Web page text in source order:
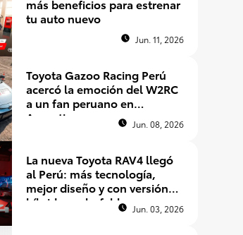
más beneficios para estrenar
tu auto nuevo
Jun. 11, 2026
Toyota Gazoo Racing Perú
acercó la emoción del W2RC
a un fan peruano en
Argentina
Jun. 08, 2026
La nueva Toyota RAV4 llegó
al Perú: más tecnología,
mejor diseño y con versión
híbrida enchufable Jun. 03, 2026